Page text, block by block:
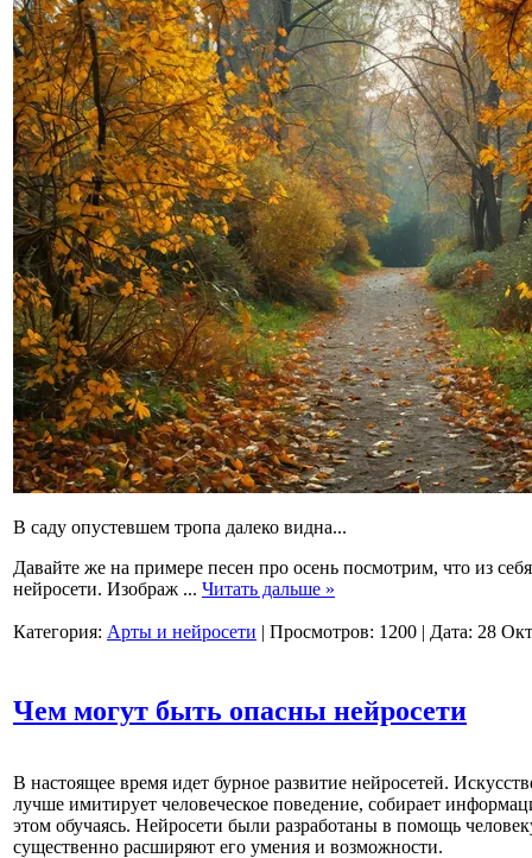
В саду опустевшем тропа далеко видна...
Давайте же на примере песен про осень посмотрим, что из
нейросети. Изображ ... Читать дальше »
Категория: Арты и нейросети | Просмотров: 1200 | Дата: 28
Чем могут быть опасны нейросети
В настоящее время идет бурное развитие нейросетей.
лучше имитирует человеческое поведение, собирает
этом обучаясь. Нейросети были разработаны в помощь
существенно расширяют его умения и возможности.